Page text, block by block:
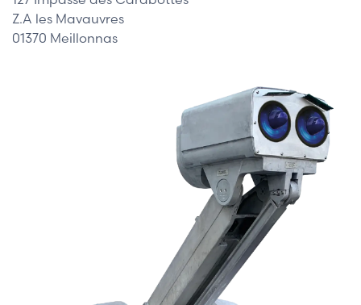
Z.A les Mavauvres
01370 Meillonnas